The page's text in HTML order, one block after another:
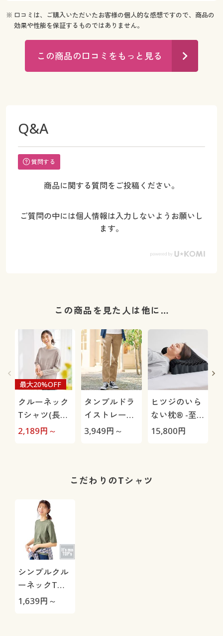
※ 口コミは、ご購入いただいたお客様の個人的な感想ですので、商品の
効果や性能を保証するものではありません。
この商品の口コミをもっと見る
Q&A
質問する
商品に関する質問をご投稿ください。
ご質問の中には個人情報は入力しないようお願いし
ます。
この商品を見た人は他に…
クルーネック
Tシャツ(長袖)
(綿100%・洗
最大20%OFF
2,189円～
タンブルドラ
イストレート
パンツ(ストレ
カット・静電
3,949円～
ヒツジのいら
ない枕® -至
極-
15,800円
こだわりのTシャツ
シンプルクル
ーネックTシ
ャツ(5分袖)
1,639円～